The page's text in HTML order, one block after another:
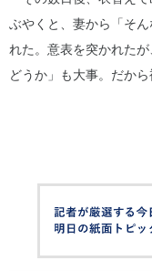
ぶやくと、妻から「そ
れた。意表を突かれた
どうか」も大事。だか